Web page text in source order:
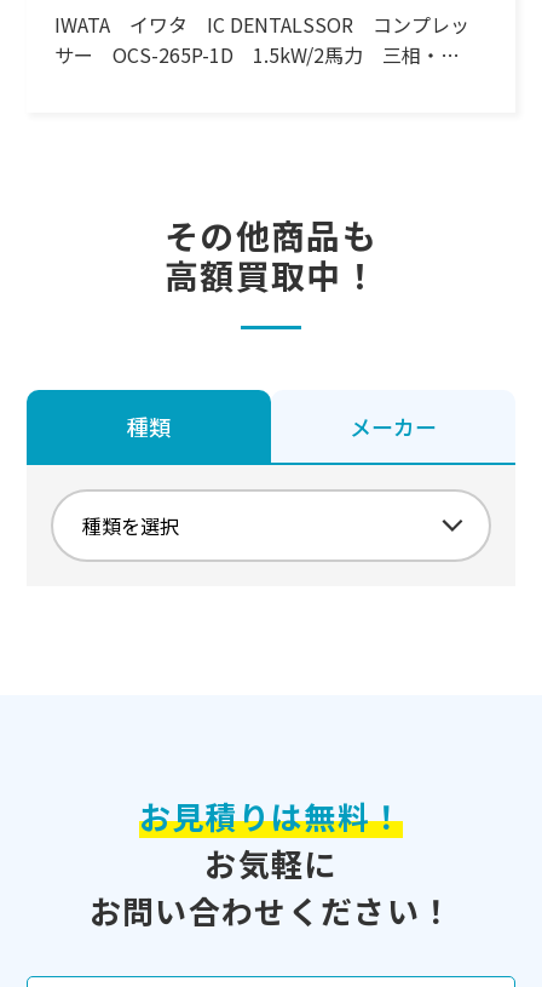
IWATA イワタ IC DENTALSSOR コンプレッ
サー OCS-265P-1D 1.5kW/2馬力 三相・
その他商品も
高額買取中！
種類 メーカー
お見積りは無料！
お気軽に
お問い合わせください！